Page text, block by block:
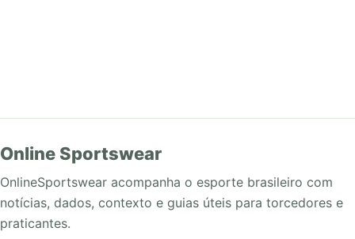
Online Sportswear
OnlineSportswear acompanha o esporte brasileiro com
notícias, dados, contexto e guias úteis para torcedores e
praticantes.